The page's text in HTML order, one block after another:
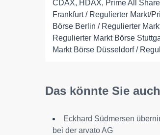
CDAX, HDAX, Prime All
Frankfurt / Regulierter Markt/
Börse Berlin / Regulierter
Regulierter Markt Börse
Markt Börse Düsseldorf /
Das könnte Sie
Eckhard Südmersen
bei der arvato AG